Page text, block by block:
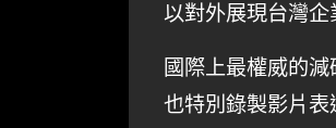
以對外展現台灣企
國際上最權威的
也特別錄製影片表